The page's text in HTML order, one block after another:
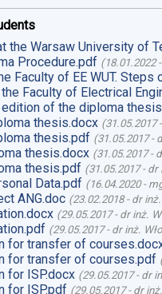
the Warsaw University of
Procedure.pdf (18.01.2022
Faculty of EE WUT.
Faculty of Electrical
of the diploma
thesis.docx (31.05.2017
thesis.pdf (31.05.2017-
thesis.docx (31.05.2017-
thesis.pdf (31.05.2017- dr
Data.pdf (16.04.2020-
ANG.doc (23.02.2018- dr
(29.05.2017- dr inż.
(29.05.2017- dr inż.
for transfer of
for transfer of courses.pdf
for ISP.docx (29.05.2017- dr
for ISP.pdf (29.05.2017- dr